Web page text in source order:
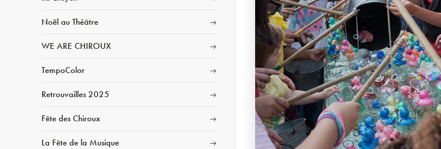
Noël au Théâtre
WE ARE CHIROUX
TempoColor
Retrouvailles 2025
Fête des Chiroux
La Fête de la Musique